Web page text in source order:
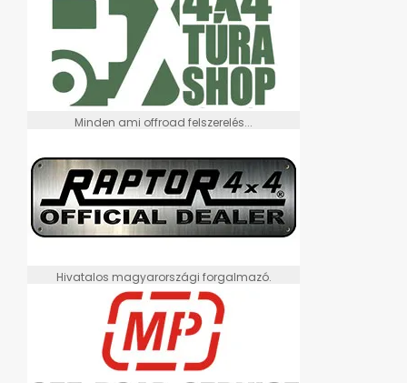
Minden ami offroad felszerelés...
Hivatalos magyarországi forgalmazó.